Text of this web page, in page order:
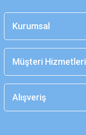
Kurumsal
Müşteri Hizmetleri
Alışveriş